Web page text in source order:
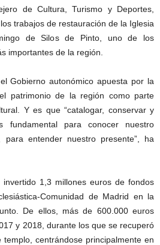
de Cultura, Turismo y Deportes,
trabajos de restauración de la Iglesia
de Silos de Pinto, uno de los
importantes de la región.
Gobierno autonómico apuesta por la
patrimonio de la región como parte
Y es que “catalogar, conservar y
fundamental para conocer nuestro
entender nuestro presente”, ha
1,3 millones euros de fondos
Comunidad de Madrid en la
De ellos, más de 600.000 euros
y 2018, durante los que se recuperó
centrándose principalmente en